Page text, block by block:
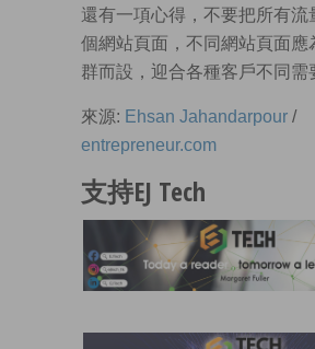
還有一項心得，不要把所有流
個網站頁面，不同網站頁面應
群而設，迎合各種客戶不同需
來源: Ehsan Jahandarpour /
entrepreneur.com
支持EJ Tech